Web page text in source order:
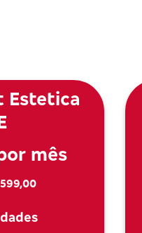
Estetica
mês